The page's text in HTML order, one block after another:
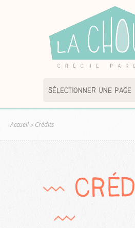
Sélectionner une page
Accueil» Crédits